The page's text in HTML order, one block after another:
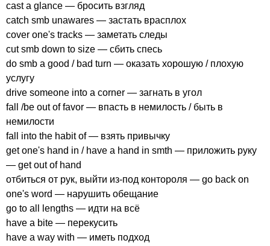
cast a glance — бросить взгляд
catch smb unawares — застать врасплох
cover one's tracks — заметать следы
cut smb down to size — сбить спесь
do smb a good / bad turn — оказать хорошую / плохую
услугу
drive someone into a corner — загнать в угол
fall
/be out of favor — впасть в немилость / быть в
немилости
fall
into the habit of— взять привычку
get one's hand in / have a hand in smth — приложить руку
— get out of hand
отбиться от рук, выйти из-под контороля — go back on
one's word — нарушить обещание
go to all lengths — идти на всё
have a bite — перекусить
have a way with — иметь подход